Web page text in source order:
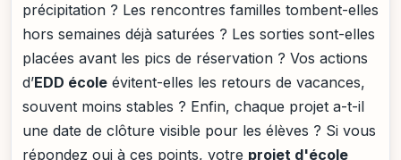
précipitation ? Les rencontres familles tombent-elles
hors semaines déjà saturées ? Les sorties sont-elles
placées avant les pics de réservation ? Vos actions
d’EDD école évitent-elles les retours de vacances,
souvent moins stables ? Enfin, chaque projet a-t-il
une date de clôture visible pour les élèves ? Si vous
répondez oui à ces points, votre projet d'école